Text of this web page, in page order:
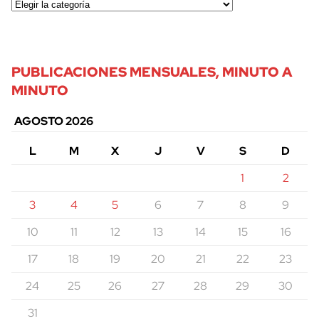
PUBLICACIONES MENSUALES, MINUTO A
MINUTO
AGOSTO 2026
L
M X J V S
D
1
2
3
4 5 6 7 8
9
10
11 12 13 14 15
16
17
18 19 20 21 22
23
24
25 26 27 28 29
30
31